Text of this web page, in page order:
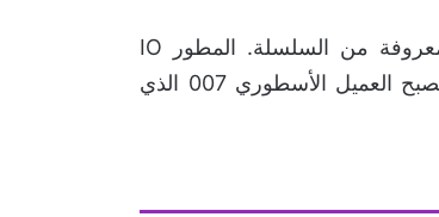
لعبة 007 First Light لا تعتمد على أي فيلم سابق، ولا تعيد تقديم قصة معروفة من السلسلة. المطور IO
Interactive اختار تقديم نسخة أصلية بالكامل من جيمس بوند، تبدأ قبل أن يصبح العميل الأسطوري 007 الذي